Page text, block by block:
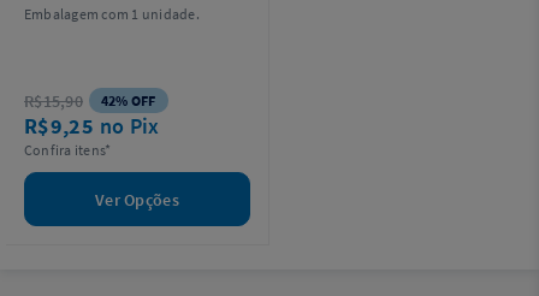
Embalagem com 1 unidade.
R$15,90 42% OFF
R$9,25 no Pix
Confira itens*
Ver Opções